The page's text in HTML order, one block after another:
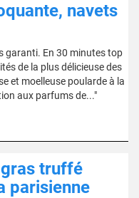
navets
garanti. En 30 minutes top
de la plus délicieuse des
et moelleuse poularde à la
aux parfums de..."
truffé
parisienne